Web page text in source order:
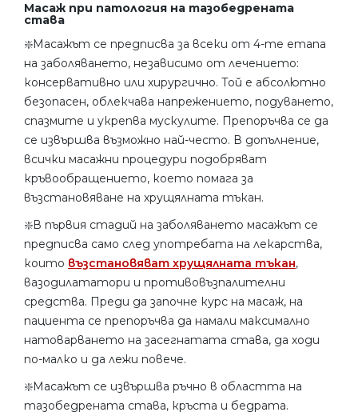
Масаж при патология на тазобедрената
става
❇️Масажът се предписва за всеки от 4-те етапа
на заболяването, независимо от лечението:
консервативно или хирургично. Той е абсолютно
безопасен, облекчава напрежението, подуването,
спазмите и укрепва мускулите. Препоръчва се да
се извършва възможно най-често. В допълнение,
всички масажни процедури подобряват
кръвообращението, което помага за
възстановяване на хрущялната тъкан.
❇️В първия стадий на заболяването масажът се
предписва само след употребата на лекарства,
които възстановяват хрущялната тъкан,
вазодилататори и противовъзпалителни
средства. Преди да започне курс на масаж, на
пациента се препоръчва да намали максимално
натоварването на засегнатата става, да ходи
по-малко и да лежи повече.
❇️Масажът се извършва ръчно в областта на
тазобедрената става, кръста и бедрата.